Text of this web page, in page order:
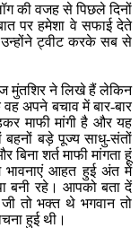
की वजह से पिछले दिनों
पर हमेशा वे सफाई देते
ट्वीट करके सब से
मुंतशिर ने लिखे हैं लेकिन
अपने बचाव में बार-बार
माफी मांगी है और यह
बहनों बड़े पूज्य साधु-संतों
शर्त माफी मांगता हूं
भावनाएं आहत हुई अंत में
बनी रहे। आपको बता दें
तो भक्त थे भगवान तो
हुई थी।